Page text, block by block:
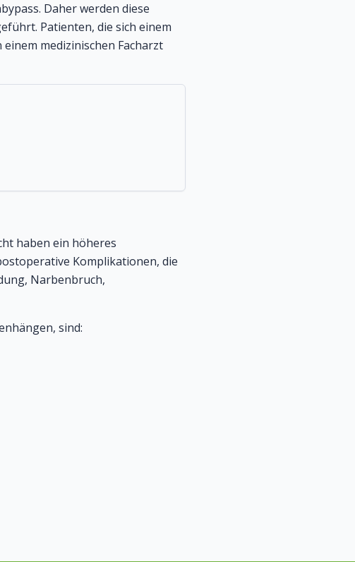
Daher werden diese
Patienten, die sich einem
medizinischen Facharzt
haben ein höheres
Komplikationen, die
Narbenbruch,
sind: